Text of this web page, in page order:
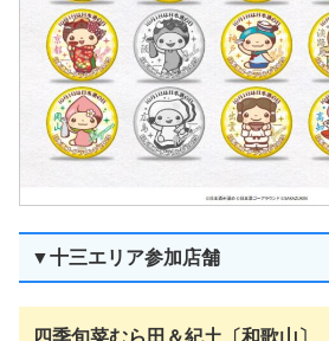
▼十三エリア参加店舗